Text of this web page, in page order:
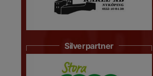
Silverpartner